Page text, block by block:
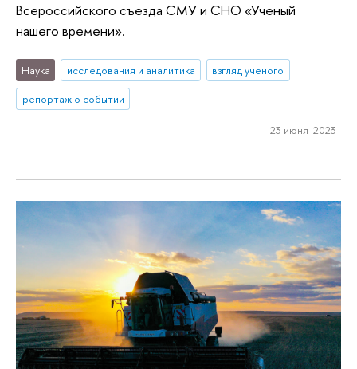
Всероссийского съезда СМУ и СНО «Ученый
нашего времени».
Наука исследования и аналитика
взгляд ученого
репортаж о событии
23 июня 2023